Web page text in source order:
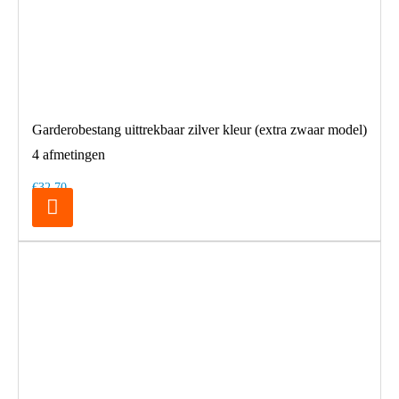
Garderobestang uittrekbaar zilver kleur (extra zwaar model)
4 afmetingen
€32,70